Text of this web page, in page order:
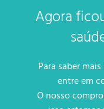
Agora
Para saber
entre em
O nosso